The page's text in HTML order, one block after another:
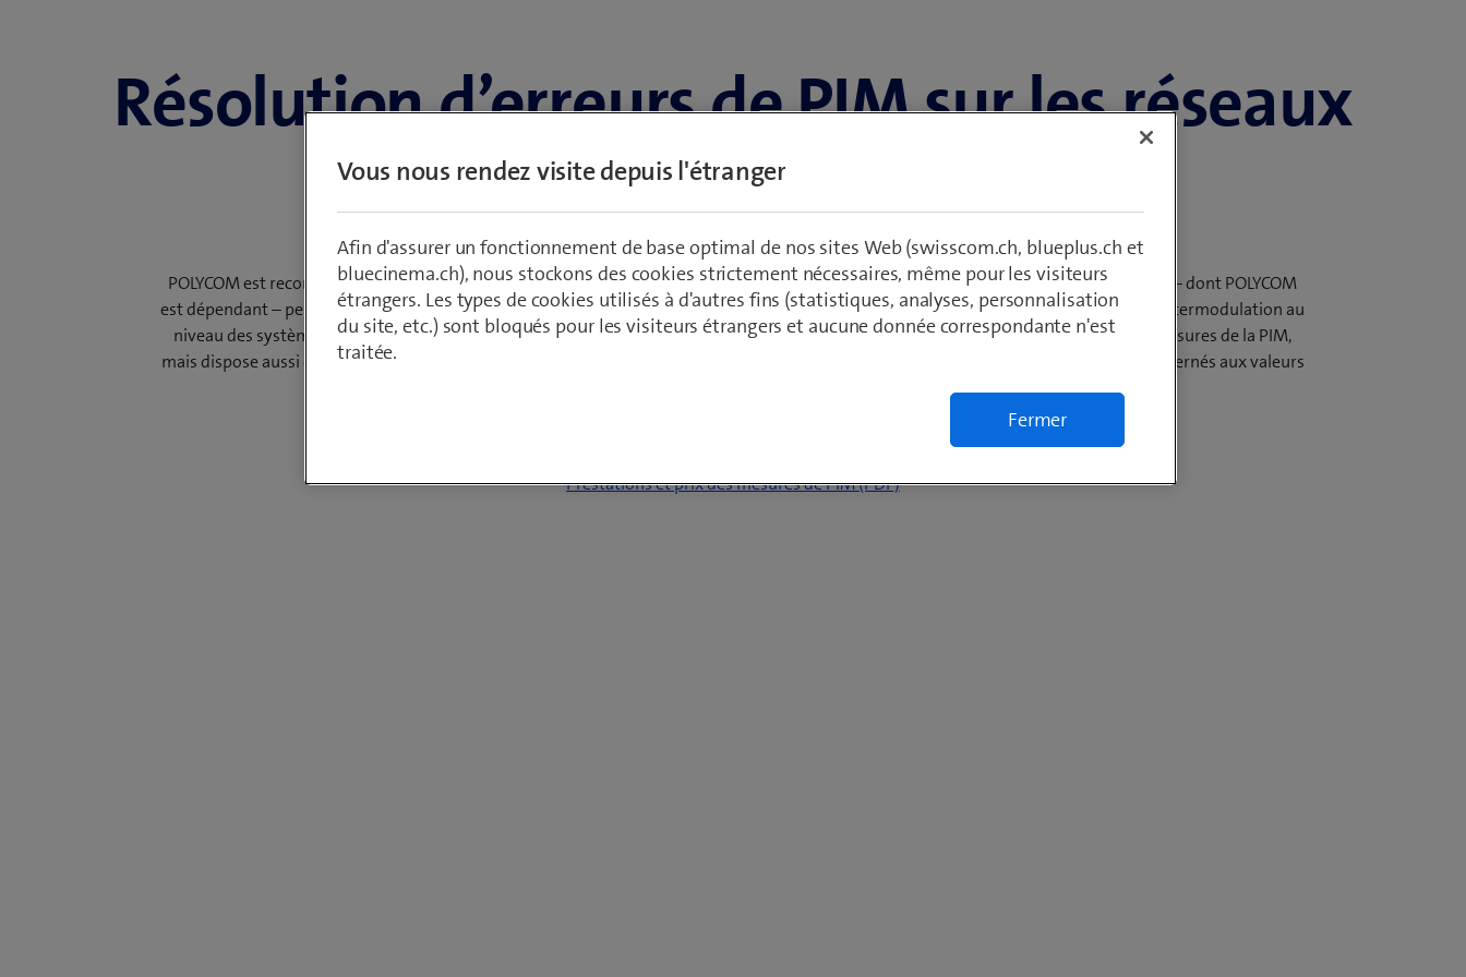
Résolution d’erreurs de PIM sur les réseaux
POLYCOM
POLYCOM est reconnu comme un système radio extrêmement fiable dans le secteur de la sécurité. Cependant, les systèmes d’antennes – dont POLYCOM
est dépendant – peuvent présenter des comportements indésirables, non linéaires. Ces phénomènes, qui sont source de réflexion et d’intermodulation au
niveau des systèmes d’antennes, sont appelés PIM ou intermodulation passive. Swisscom Broadcast n’effectue pas simplement des mesures de la PIM,
mais dispose aussi de spécialistes des hautes fréquences spécialement formés, qui ramènent la puissance des systèmes d’antennes concernés aux valeurs
Prestations et prix des mesures de PIM (PDF)
Vous nous rendez visite depuis l'étranger
Afin d'assurer un fonctionnement de base optimal de nos sites Web (swisscom.ch, blueplus.ch et
bluecinema.ch), nous stockons des cookies strictement nécessaires, même pour les visiteurs
étrangers. Les types de cookies utilisés à d'autres fins (statistiques, analyses, personnalisation
du site, etc.) sont bloqués pour les visiteurs étrangers et aucune donnée correspondante n'est
traitée.
Fermer